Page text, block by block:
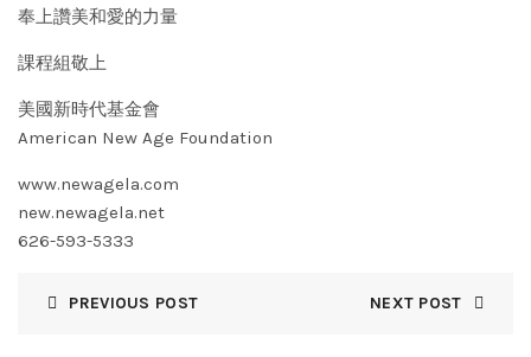
奉上讚美和愛的力量
課程組敬上
美國新時代基金會
American New Age Foundation
www.newagela.com
new.newagela.net
626-593-5333
PREVIOUS POST NEXT POST